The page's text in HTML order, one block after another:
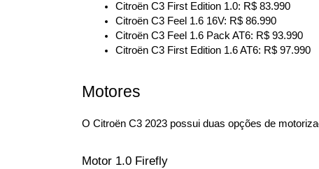
Citroën C3 First Edition 1.0: R$ 83.990
Citroën C3 Feel 1.6 16V: R$ 86.990
Citroën C3 Feel 1.6 Pack AT6: R$ 93.990
Citroën C3 First Edition 1.6 AT6: R$ 97.990
Motores
O Citroën C3 2023 possui duas opções de
Motor 1.0 Firefly